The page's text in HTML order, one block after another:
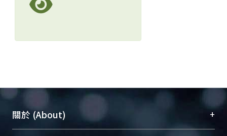
關於 (About) +